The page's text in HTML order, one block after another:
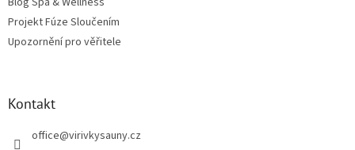
Projekt Fúze Sloučením
Upozornění pro věřitele
Kontakt
office@virivkysauny.cz